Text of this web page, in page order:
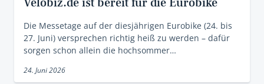
Die Messetage auf der diesjährigen Eurobike (24. bis
27. Juni) versprechen richtig heiß zu werden – dafür
sorgen schon allein die hochsommer…
24. Juni 2026